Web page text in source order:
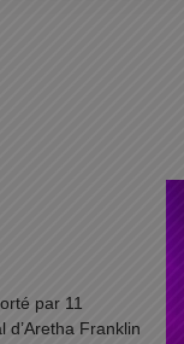
par 11
d’Aretha Franklin